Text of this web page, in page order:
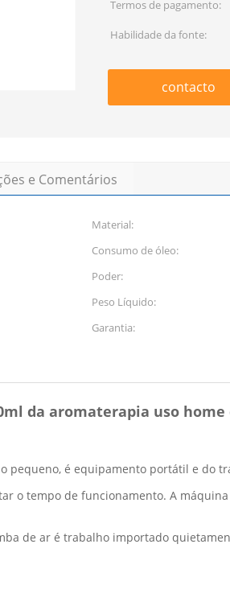
Termos de pagamento:
Habilidade da fonte:
contacto
e Comentários
Material:
Consumo de óleo:
Poder:
Peso Líquido:
Garantia:
da aromaterapia uso
pequeno, é equipamento portátil e do
o tempo de funcionamento. A
de ar é trabalho importado